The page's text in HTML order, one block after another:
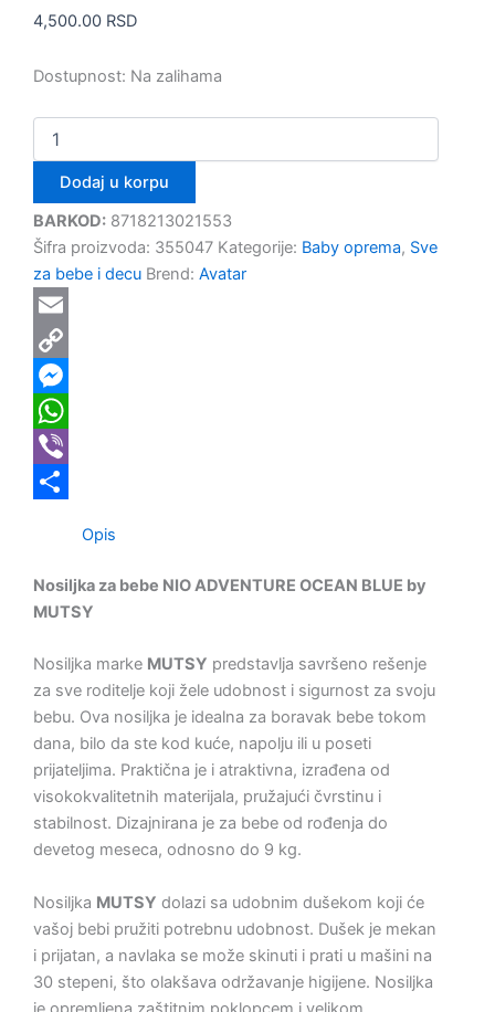
4,500.00 RSD
Dostupnost: Na zalihama
Dodaj u korpu
BARKOD: 8718213021553
Šifra proizvoda: 355047 Kategorije: Baby oprema, Sve
za bebe i decu Brend: Avatar
Email
Copy
Link
Messenger
WhatsApp
Viber
Opis
Nosiljka za bebe NIO ADVENTURE OCEAN BLUE by
MUTSY
Nosiljka marke MUTSY predstavlja savršeno rešenje
za sve roditelje koji žele udobnost i sigurnost za svoju
bebu. Ova nosiljka je idealna za boravak bebe tokom
dana, bilo da ste kod kuće, napolju ili u poseti
prijateljima. Praktična je i atraktivna, izrađena od
visokokvalitetnih materijala, pružajući čvrstinu i
stabilnost. Dizajnirana je za bebe od rođenja do
devetog meseca, odnosno do 9 kg.
Nosiljka MUTSY dolazi sa udobnim dušekom koji će
vašoj bebi pružiti potrebnu udobnost. Dušek je mekan
i prijatan, a navlaka se može skinuti i prati u mašini na
30 stepeni, što olakšava održavanje higijene. Nosiljka